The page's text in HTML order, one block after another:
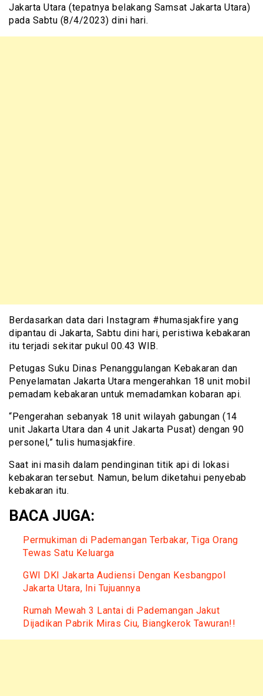
Jakarta Utara (tepatnya belakang Samsat Jakarta Utara)
pada Sabtu (8/4/2023) dini hari.
Berdasarkan data dari Instagram #humasjakfire yang
dipantau di Jakarta, Sabtu dini hari, peristiwa kebakaran
itu terjadi sekitar pukul 00.43 WIB.
Petugas Suku Dinas Penanggulangan Kebakaran dan
Penyelamatan Jakarta Utara mengerahkan 18 unit mobil
pemadam kebakaran untuk memadamkan kobaran api.
“Pengerahan sebanyak 18 unit wilayah gabungan (14
unit Jakarta Utara dan 4 unit Jakarta Pusat) dengan 90
personel,” tulis humasjakfire.
Saat ini masih dalam pendinginan titik api di lokasi
kebakaran tersebut. Namun, belum diketahui penyebab
kebakaran itu.
BACA JUGA:
Permukiman di Pademangan Terbakar, Tiga Orang
Tewas Satu Keluarga
GWI DKI Jakarta Audiensi Dengan Kesbangpol
Jakarta Utara, Ini Tujuannya
Rumah Mewah 3 Lantai di Pademangan Jakut
Dijadikan Pabrik Miras Ciu, Biangkerok Tawuran!!